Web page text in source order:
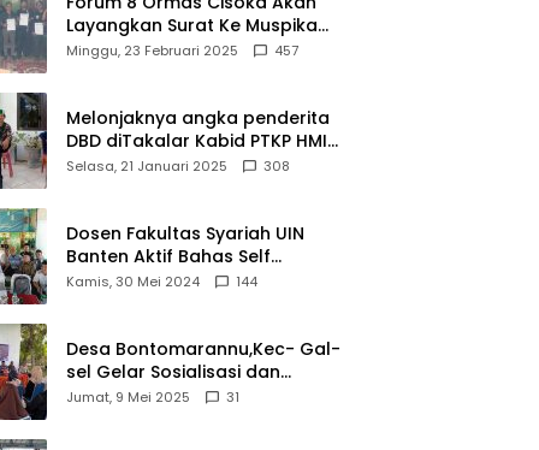
Layangkan Surat Ke Muspika
Atas Adanya Kantor Matel di
Minggu, 23 Februari 2025 457
Melonjaknya angka penderita
DBD diTakalar Kabid PTKP HMI
Cab.Takalar angkat bicara
Selasa, 21 Januari 2025 308
Dosen Fakultas Syariah UIN
Banten Aktif Bahas Self
Declare Halal dalam Forum
Kamis, 30 Mei 2024 144
Desa Bontomarannu,Kec- Gal-
sel Gelar Sosialisasi dan
Bimtek Pemutakhiran Data ID
Jumat, 9 Mei 2025 31